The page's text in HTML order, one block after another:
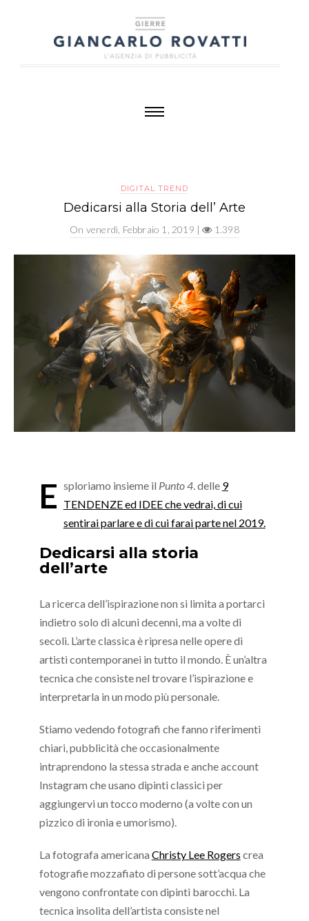
DIGITAL TREND
Dedicarsi alla Storia dell’ Arte
On venerdì, Febbraio 1, 2019 | 1.398
E sploriamo insieme il Punto 4. delle 9
TENDENZE ed IDEE che vedrai, di cui
sentirai parlare e di cui farai parte nel 2019.
Dedicarsi alla storia
dell’arte
La ricerca dell’ispirazione non si limita a portarci
indietro solo di alcuni decenni, ma a volte di
secoli. L’arte classica è ripresa nelle opere di
artisti contemporanei in tutto il mondo. È un’altra
tecnica che consiste nel trovare l’ispirazione e
interpretarla in un modo più personale.
Stiamo vedendo fotografi che fanno riferimenti
chiari, pubblicità che occasionalmente
intraprendono la stessa strada e anche account
Instagram che usano dipinti classici per
aggiungervi un tocco moderno (a volte con un
pizzico di ironia e umorismo).
La fotografa americana Christy Lee Rogers crea
fotografie mozzafiato di persone sott’acqua che
vengono confrontate con dipinti barocchi. La
tecnica insolita dell’artista consiste nel